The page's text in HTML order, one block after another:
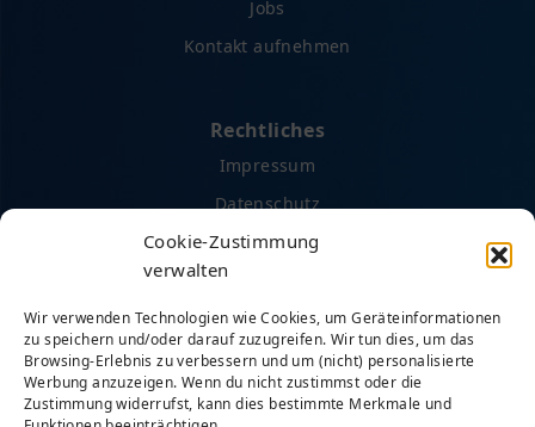
Cookie-Zustimmung
verwalten
Wir verwenden Technologien wie Cookies, um Geräteinformationen
zu speichern und/oder darauf zuzugreifen. Wir tun dies, um das
Browsing-Erlebnis zu verbessern und um (nicht) personalisierte
Werbung anzuzeigen. Wenn du nicht zustimmst oder die
Zustimmung widerrufst, kann dies bestimmte Merkmale und
Jobs
Kontakt aufnehmen
Rechtliches
Impressum
Datenschutz
AGB
Cookie-Richtlinie (EU)
Social Media
Facebook